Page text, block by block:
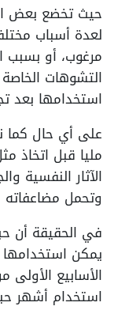
حيث تخضع بعض
لعدة أسباب
مرغوب، أو بسبب
التشوهات
استخدامها بعد
على أي حال كما
مليا قبل اتخاذ
الآثار النفسية
وتحمل مضاعفاته
في الحقيقة أن
يمكن استخدامها
الأسابيع الأولى
استخدام أشهر